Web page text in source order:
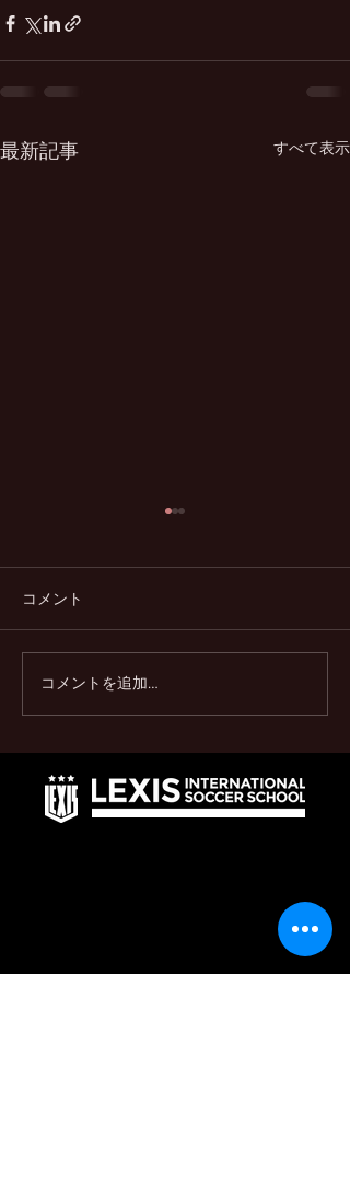
最新記事 すべて表示
2024ウィンターキャンプ
開催‼️
コメント
コメントを追加…